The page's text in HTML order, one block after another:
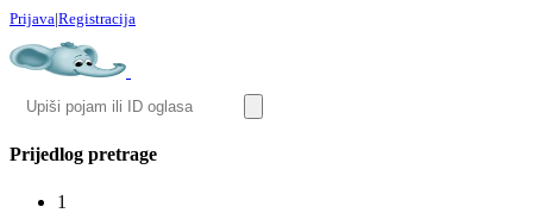
Prijava|Registracija
Prijedlog pretrage
1